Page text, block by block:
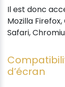
Il est donc
Mozilla
Safari,
d’écran